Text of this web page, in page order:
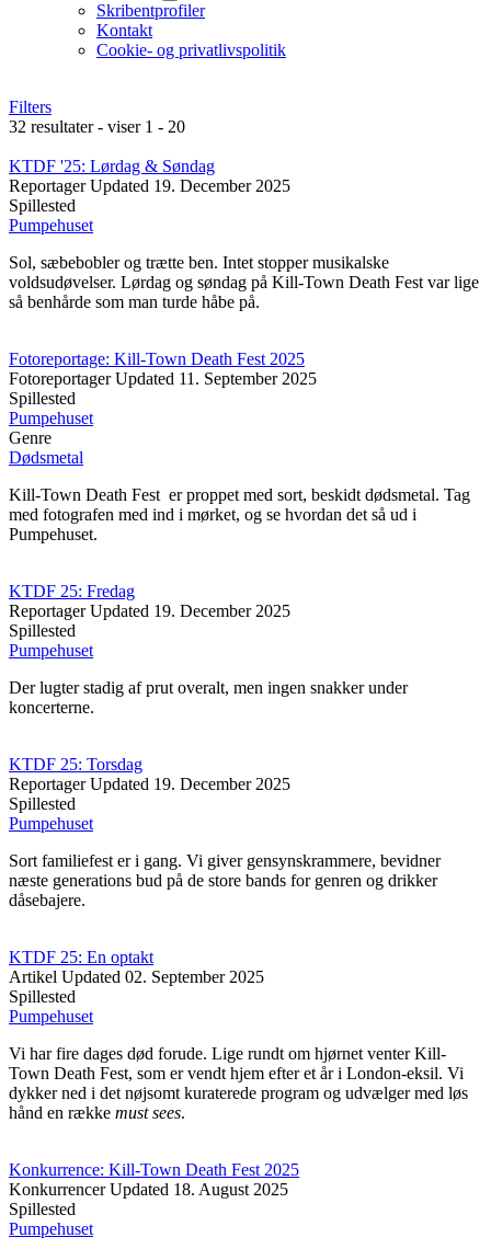
Skribentprofiler
Kontakt
Cookie- og privatlivspolitik
Filters
32 resultater - viser 1 - 20
KTDF '25: Lørdag & Søndag
Reportager Updated 19. December 2025
Spillested
Pumpehuset
Sol, sæbebobler og trætte ben. Intet stopper musikalske
voldsudøvelser. Lørdag og søndag på Kill-Town Death Fest var lige
så benhårde som man turde håbe på.
Fotoreportage: Kill-Town Death Fest 2025
Fotoreportager Updated 11. September 2025
Spillested
Pumpehuset
Genre
Dødsmetal
Kill-Town Death Fest er proppet med sort, beskidt dødsmetal. Tag
med fotografen med ind i mørket, og se hvordan det så ud i
Pumpehuset.
KTDF 25: Fredag
Reportager Updated 19. December 2025
Spillested
Pumpehuset
Der lugter stadig af prut overalt, men ingen snakker under
koncerterne.
KTDF 25: Torsdag
Reportager Updated 19. December 2025
Spillested
Pumpehuset
Sort familiefest er i gang. Vi giver gensynskrammere, bevidner
næste generations bud på de store bands for genren og drikker
dåsebajere.
KTDF 25: En optakt
Artikel Updated 02. September 2025
Spillested
Pumpehuset
Vi har fire dages død forude. Lige rundt om hjørnet venter Kill-
Town Death Fest, som er vendt hjem efter et år i London-eksil. Vi
dykker ned i det nøjsomt kuraterede program og udvælger med løs
hånd en række must sees.
Konkurrence: Kill-Town Death Fest 2025
Konkurrencer Updated 18. August 2025
Spillested
Pumpehuset